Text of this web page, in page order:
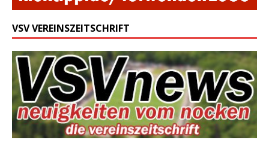
VSV VEREINSZEITSCHRIFT